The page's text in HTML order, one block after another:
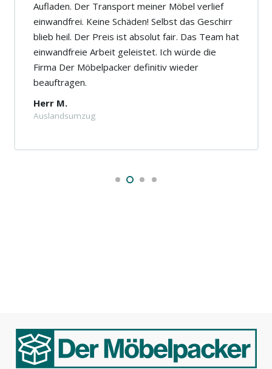
Aufladen. Der Transport meiner Möbel verlief
einwandfrei. Keine Schäden! Selbst das Geschirr
blieb heil. Der Preis ist absolut fair. Das Team hat
einwandfreie Arbeit geleistet. Ich würde die
Firma Der Möbelpacker definitiv wieder
beauftragen.
Herr M.
Auslandsumzug